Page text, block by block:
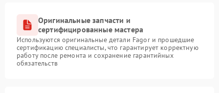
Оригинальные запчасти и
сертифицированные мастера
Используются оригинальные детали Fagor и прошедшие
сертификацию специалисты, что гарантирует корректную
работу после ремонта и сохранение гарантийных
обязательств